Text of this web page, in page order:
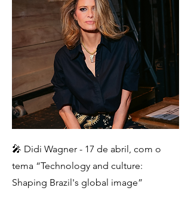
🎤 Didi Wagner - 17 de abril, com o
tema “Technology and culture:
Shaping Brazil's global image”